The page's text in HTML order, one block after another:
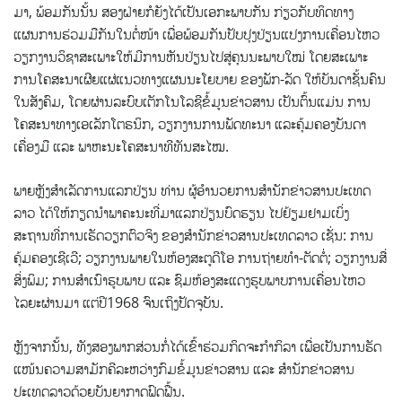
ມາ, ພ້ອມກັນນັ້ນ ສອງຝ່າຍກໍຍັງໄດ້ເປັນເອກະພາບກັນ ກ່ຽວກັບທິດທາງ
ແຜນການຮ່ວມມືກັນໃນຕໍ່ໜ້າ ເພື່ອພ້ອມກັນປັບປຸງປ່ຽນແປງການເຄື່ອນໄຫວ
ວຽກງານວິຊາສະເພາະໃຫ້ມີການຫັນປ່ຽນໄປສູ່ຄຸນນະພາບໃໝ່ ໂດຍສະເພາະ
ການໂຄສະນາເຜີຍແຜ່ແນວທາງແຜນນະໂຍບາຍ ຂອງພັກ-ລັດ ໃຫ້ບັນດາຊັ້ນຄົນ
ໃນສັງຄົມ, ໂດຍຜ່ານລະບົບເຕັກໂນໂລຊີຂໍ້ມູນຂ່າວສານ ເປັນຕົ້ນແມ່ນ ການ
ໂຄສະນາທາງເອເລັກໂຕຣນິກ, ວຽກງານການພັດທະນາ ແລະຄຸ້ມຄອງບັນດາ
ເຄື່ອງມື ແລະ ພາຫະນະໂຄສະນາທີທັນສະໄໝ.
ພາຍຫຼັງສໍາເລັດການແລກປ່ຽນ ທ່ານ ຜູ້ອໍານວຍການສໍານັກຂ່າວສານປະເທດ
ລາວ ໄດ້ໃຫ້ກຽດນໍາພາຄະນະທີ່ມາແລກປ່ຽນບົດຮຽນ ໄປຢ້ຽມຢາມເບິ່ງ
ສະຖານທີ່ການເຮັດວຽກຕົວຈິງ ຂອງສຳນັກຂ່າວສານປະເທດລາວ ເຊັ່ນ: ການ
ຄຸ້ມຄອງເຊີເວີ; ວຽກງານພາຍໃນຫ້ອງສະຕູດີໂອ ການຖ່າຍທຳ-ຕັດຕໍ່; ວຽກງານສື່
ສິ່ງພິມ; ການສຳເນົາຮູບພາບ ແລະ ຊົມຫ້ອງສະແດງຮູບພາບການເຄື່ອນໄຫວ
ໄລຍະຜ່ານມາ ແຕ່ປີ1968 ຈົນເຖິງປັດຈຸບັນ.
ຫຼັງຈາກນັ້ນ, ທັງສອງພາກສ່ວນກໍ່ໄດ້ເຂົ້າຮ່ວມກິດຈະກຳກິລາ ເພື່ອເປັນການຮັດ
ແໜ້ນຄວາມສາມັກຄີລະຫວ່າງກົມຂໍ້ມູນຂ່າວສານ ແລະ ສຳນັກຂ່າວສານ
ປະເທດລາວດ້ວຍບັນຍາກາດຟົດຟື້ນ.